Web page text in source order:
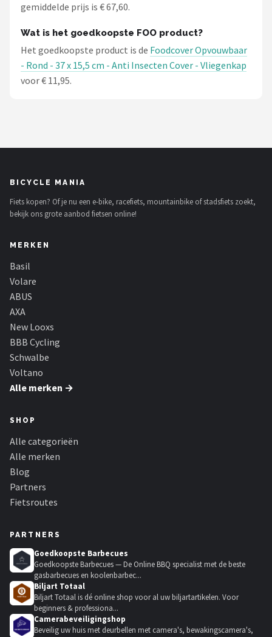
gemiddelde prijs is € 67,60.
Wat is het goedkoopste FOO product?
Het goedkoopste product is de Foodcover Opvouwbaar
- Rond - 37 x 15,5 cm - Anti Insecten Cover - Vliegenkap
voor € 11,95.
BICYCLE MANIA
Fiets kopen? Of je nu een e-bike, racefiets, mountainbike of stadsfiets zoekt,
bekijk ons grote aanbod fietsen online!
MERKEN
Basil
Volare
ABUS
AXA
New Looxs
BBB Cycling
Schwalbe
Voltano
Alle merken →
SHOP
Alle categorieën
Alle merken
Blog
Partners
Fietsroutes
PARTNERS
Goedkoopste Barbecues
Goedkoopste Barbecues — De Online BBQ specialist met de beste
gasbarbecues en koolenbarbec...
Biljart Totaal
Biljart Totaal is dé online shop voor al uw biljartartikelen. Voor
beginners & professiona...
Camerabeveiligingshop
Beveilig uw huis met deurbellen met camera's, bewakingscamera's,